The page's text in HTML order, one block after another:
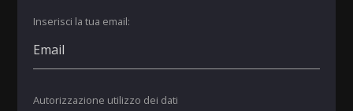
Inserisci la tua email:
Autorizzazione utilizzo dei dati